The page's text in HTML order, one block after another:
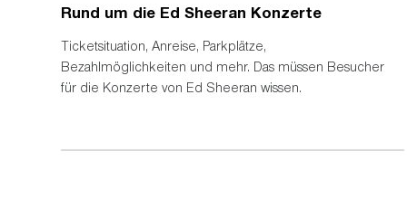
bezahlt haben,
Fan-zu-Fan-
dassViagogo kein
Tourneen werden
identifizieren, die
storniert.
Bild- und
Rund um die Ed Sheeran Konzerte
Ticketsituation, Anreise, Parkplätze,
Bezahlmöglichkeiten und mehr. Das müssen Besucher
für die Konzerte von Ed Sheeran wissen.